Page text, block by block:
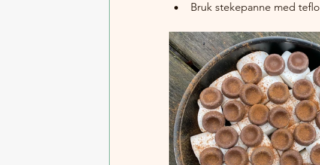
Bruk stekepanne med